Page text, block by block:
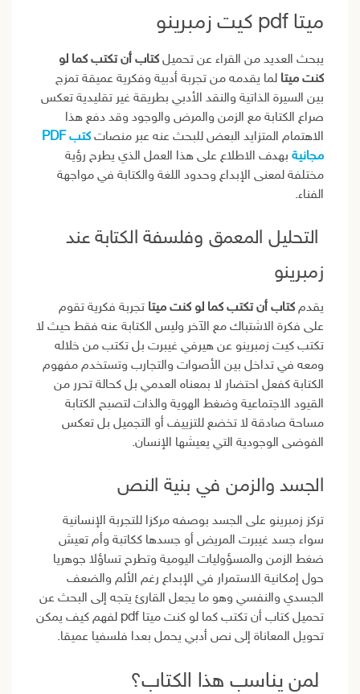
ميتا pdf كيت زمبرينو
يبحث العديد من القراء عن تحميل كتاب أن تكتب كما لو
كنت ميتا لما يقدمه من تجربة أدبية وفكرية عميقة تمزج
بين السيرة الذاتية والنقد الأدبي بطريقة غير تقليدية تعكس
صراع الكتابة مع الزمن والمرض والوجود وقد دفع هذا
الاهتمام المتزايد البعض للبحث عنه عبر منصات
كتب PDF
مجانية بهدف الاطلاع على هذا العمل الذي يطرح رؤية
مختلفة لمعنى الإبداع وحدود اللغة والكتابة في مواجهة
الفناء.
التحليل المعمق وفلسفة الكتابة عند
زمبرينو
يقدم كتاب أن تكتب كما لو كنت ميتا تجربة فكرية تقوم
على فكرة الاشتباك مع الآخر وليس الكتابة عنه فقط حيث لا
تكتب كيت زمبرينو عن هيرفي غيبرت بل تكتب من خلاله
ومعه في تداخل بين الأصوات والتجارب وتستخدم مفهوم
الكتابة كفعل احتضار لا بمعناه العدمي بل كحالة تحرر من
القيود الاجتماعية وضغط الهوية والذات لتصبح الكتابة
مساحة صادقة لا تخضع للتزييف أو التجميل بل تعكس
الفوضى الوجودية التي يعيشها الإنسان.
الجسد والزمن في بنية النص
تركز زمبرينو على الجسد بوصفه مركزا للتجربة الإنسانية
سواء جسد غيبرت المريض أو جسدها ككاتبة وأم تعيش
ضغط الزمن والمسؤوليات اليومية وتطرح تساؤلا جوهريا
حول إمكانية الاستمرار في الإبداع رغم الألم والضعف
الجسدي والنفسي وهو ما يجعل القارئ يتجه إلى البحث عن
تحميل كتاب أن تكتب كما لو كنت ميتا pdf لفهم كيف يمكن
تحويل المعاناة إلى نص أدبي يحمل بعدا فلسفيا عميقا.
لمن يناسب هذا الكتاب؟